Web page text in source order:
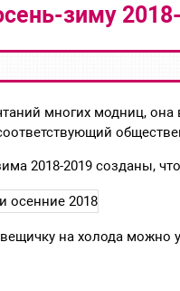
зиму
многих модниц,
2018-2019 созданы,
на холода можно